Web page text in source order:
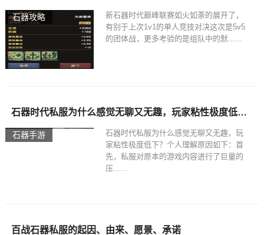
石器攻略
新石器时代巅峰联赛如火如荼的展开了，
有别于上次1v1的单人竞技对决这次是5v5
的团体战，更多考验的是组队中的默......
石器手游
石器时代私服为什么感觉无聊又无趣，玩家粘性极度低下？
石器时代私服为什么感觉无聊又无趣，玩
家粘性极度低下？个人理解原因如下：首
先，私服对原本的游戏内容进行了巨量的
压......
百战石器私服的起因、由来、愿景、承诺